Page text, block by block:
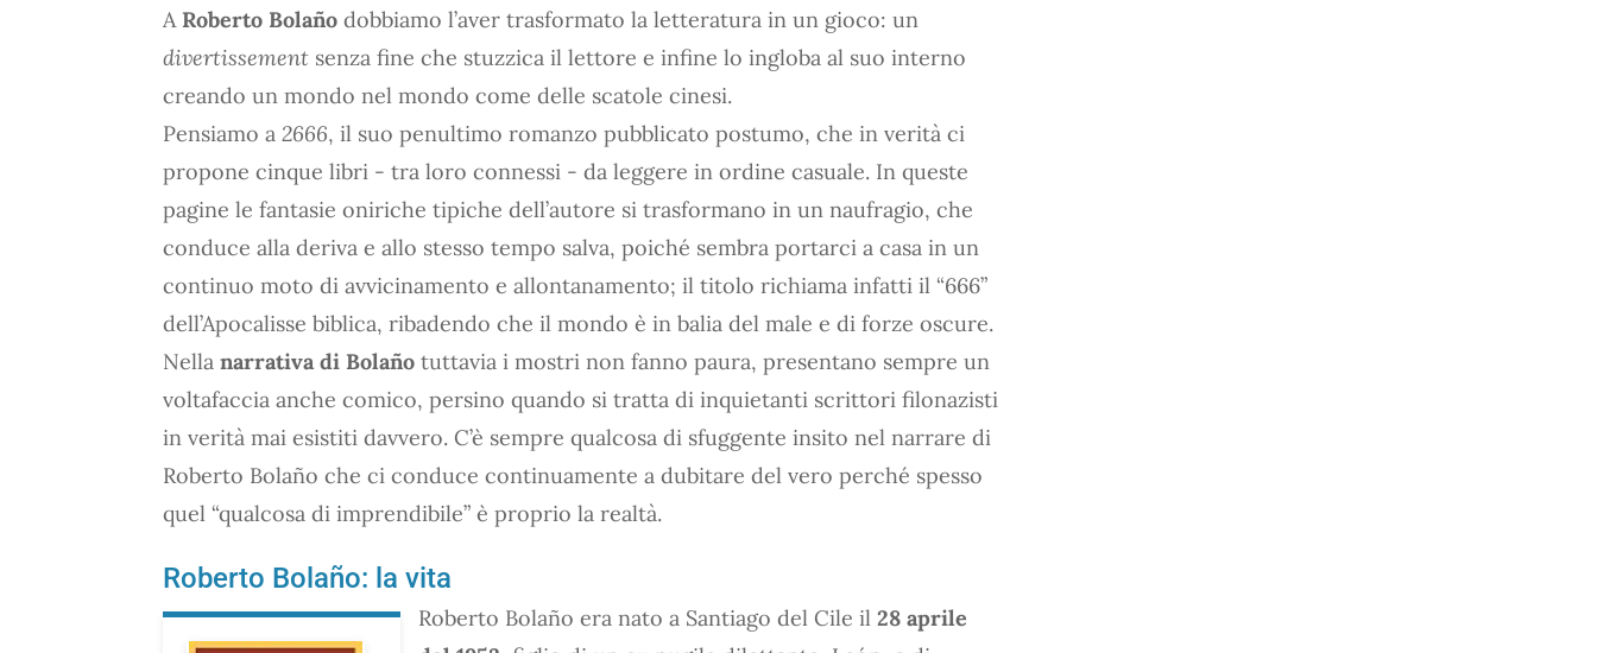
A Roberto Bolaño dobbiamo l’aver trasformato la letteratura in un gioco: un
divertissement senza fine che stuzzica il lettore e infine lo ingloba al suo interno
creando un mondo nel mondo come delle scatole cinesi.
Pensiamo a 2666, il suo penultimo romanzo pubblicato postumo, che in verità ci
propone cinque libri - tra loro connessi - da leggere in ordine casuale. In queste
pagine le fantasie oniriche tipiche dell’autore si trasformano in un naufragio, che
conduce alla deriva e allo stesso tempo salva, poiché sembra portarci a casa in un
continuo moto di avvicinamento e allontanamento; il titolo richiama infatti il “666”
dell’Apocalisse biblica, ribadendo che il mondo è in balia del male e di forze oscure.
Nella narrativa di Bolaño tuttavia i mostri non fanno paura, presentano sempre un
voltafaccia anche comico, persino quando si tratta di inquietanti scrittori filonazisti
in verità mai esistiti davvero. C’è sempre qualcosa di sfuggente insito nel narrare di
Roberto Bolaño che ci conduce continuamente a dubitare del vero perché spesso
quel “qualcosa di imprendibile” è proprio la realtà.
Roberto Bolaño: la vita
Roberto Bolaño era nato a Santiago del Cile il 28 aprile